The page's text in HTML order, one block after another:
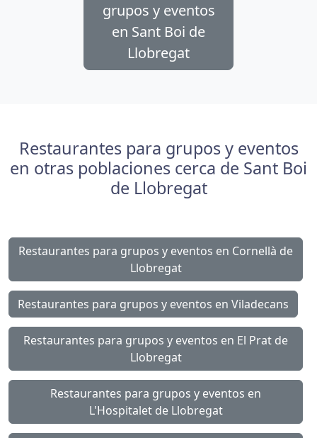
grupos y eventos
en Sant Boi de
Llobregat
Restaurantes para grupos y eventos
en otras poblaciones cerca de Sant Boi
de Llobregat
Restaurantes para grupos y eventos en Cornellà de
Llobregat
Restaurantes para grupos y eventos en Viladecans
Restaurantes para grupos y eventos en El Prat de
Llobregat
Restaurantes para grupos y eventos en
L'Hospitalet de Llobregat